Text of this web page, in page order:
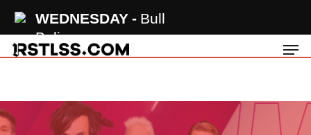
WEDNESDAY
Bull
Believer
main